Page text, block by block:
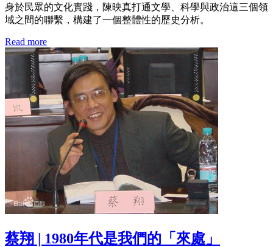
身於民眾的文化實踐，陳映真打通文學、科學與政治這三個領
域之間的聯繫，構建了一個整體性的歷史分析。
Read more
蔡翔 | 1980年代是我們的「來處」